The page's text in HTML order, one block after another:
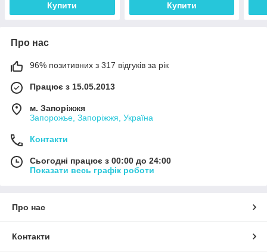
Купити Купити
Про нас
96% позитивних з 317 відгуків за рік
Працює з 15.05.2013
м. Запоріжжя
Запорожье, Запоріжжя, Україна
Контакти
Сьогодні працює з 00:00 до 24:00
Показати весь графік роботи
Про нас
Контакти